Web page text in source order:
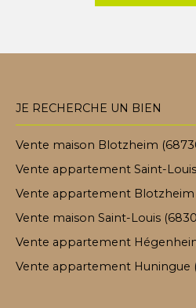
JE RECHERCHE UN BIEN
Vente maison Blotzheim
Vente appartement Saint-
Vente appartement Blotzheim
Vente maison Saint-Louis
Vente appartement
Vente appartement Huningue